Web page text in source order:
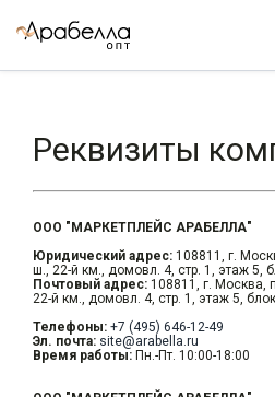
Реквизиты
ООО "МАРКЕТПЛЕЙС АРАБЕЛЛА"
Юридический адрес: 108811, г.
ш., 22-й км., домовл. 4, стр. 1, этаж 5,
Почтовый адрес: 108811, г. Москва,
22-й км., домовл. 4, стр. 1, этаж 5,
Телефоны: +7 (495) 646-12-49
Эл. почта: site@arabella.ru
Время работы: Пн.-Пт. 10:00-18:00